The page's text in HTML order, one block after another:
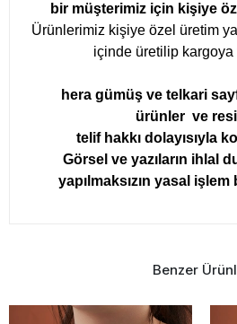
bir müşterimiz için kişiye
Ürünlerimiz kişiye özel üretim
içinde üretilip kargoya
hera gümüş ve telkari
ürünler ve
telif hakkı dolayısıyla
Görsel ve yazıların ihlal
yapılmaksızın yasal işlem
Benzer